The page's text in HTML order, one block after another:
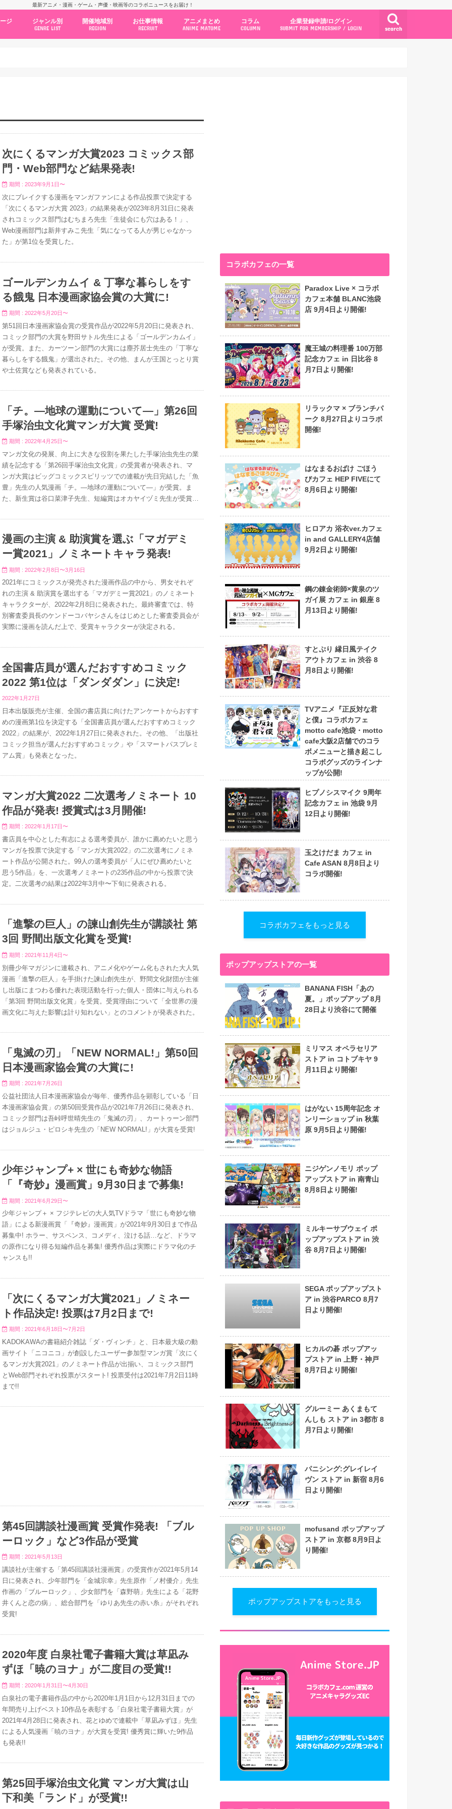
最新アニメ・漫画・ゲーム・声優・映画等のコラボニュースをお届け！
search
ジ ジャンル別
GENRE LIST
開催地域別
REGION
お仕事情報
RECRUIT
アニメまとめ
ANIME MATOME
コラム
COLUMN
企業登録申請/ログイン
SUBMIT FOR MEMBERSHIP / LOGIN
次にくるマンガ大賞2023 コミックス部
門・Web部門など結果発表!
期間 : 2023年9月1日〜
次にブレイクする漫画をマンガファンによる作品投票で決定する
「次にくるマンガ大賞 2023」の結果発表が2023年8月31日に発表
されコミックス部門はむちまろ先生「生徒会にも穴はある！」、
Web漫画部門は新井すみこ先生「気になってる人が男じゃなかっ
た」が第1位を受賞した。
ゴールデンカムイ & 丁寧な暮らしをす
る餓鬼 日本漫画家協会賞の大賞に!
期間 : 2022年5月20日〜
第51回日本漫画家協会賞の受賞作品が2022年5月20日に発表され、
コミック部門の大賞を野田サトル先生による「ゴールデンカムイ」
が受賞。また、カーツーン部門の大賞には塵芥居士先生の「丁寧な
暮らしをする餓鬼」が選出された。その他、まんが王国とっとり賞
や土佐賞なども発表されている。
「チ。―地球の運動について―」第26回
手塚治虫文化賞マンガ大賞 受賞!
期間 : 2022年4月25日〜
マンガ文化の発展、向上に大きな役割を果たした手塚治虫先生の業
績を記念する「第26回手塚治虫文化賞」の受賞者が発表され、マ
ンガ大賞はビッグコミックスピリッツでの連載が先日完結した「魚
豊」先生の人気漫画「チ。―地球の運動について―」が受賞。ま
た、新生賞は谷口菜津子先生、短編賞はオカヤイヅミ先生が受賞し
漫画の主演 & 助演賞を選ぶ「マガデミ
ー賞2021」ノミネートキャラ発表!
期間 : 2022年2月8日〜3月16日
2021年にコミックスが発売された漫画作品の中から、男女それぞ
れの主演 & 助演賞を選出する「マガデミー賞2021」のノミネート
キャラクターが、2022年2月8日に発表された。最終審査では、特
別審査委員長のケンドーコバヤシさんをはじめとした審査委員会が
実際に漫画を読んだ上で、受賞キャラクターが決定される。
全国書店員が選んだおすすめコミック
2022 第1位は「ダンダダン」に決定!
2022年1月27日
日本出版販売が主催、全国の書店員に向けたアンケートからおすす
めの漫画第1位を決定する「全国書店員が選んだおすすめコミック
2022」の結果が、2022年1月27日に発表された。その他、「出版社
コミック担当が選んだおすすめコミック」や「スマートパスプレミ
アム賞」も発表となった。
マンガ大賞2022 二次選考ノミネート 10
作品が発表! 授賞式は3月開催!
期間 : 2022年1月17日〜
書店員を中心とした有志による選考委員が、誰かに薦めたいと思う
マンガを投票で決定する「マンガ大賞2022」の二次選考にノミネ
ート作品が公開された。99人の選考委員が「人にぜひ薦めたいと
思う5作品」を、一次選考ノミネートの235作品の中から投票で決
定。二次選考の結果は2022年3月中〜下旬に発表される。
「進撃の巨人」の諫山創先生が講談社 第
3回 野間出版文化賞を受賞!
期間 : 2021年11月4日〜
別冊少年マガジンに連載され、アニメ化やゲーム化もされた大人気
漫画「進撃の巨人」を手掛けた諫山創先生が、野間文化財団が主催
し出版にまつわる優れた表現活動を行った個人・団体に与えられる
「第3回 野間出版文化賞」を受賞。受賞理由について「全世界の漫
画文化に与えた影響は計り知れない」とのコメントが発表された。
「鬼滅の刃」「NEW NORMAL!」第50回
日本漫画家協会賞の大賞に!
期間 : 2021年7月26日
公益社団法人日本漫画家協会が毎年、優秀作品を顕彰している「日
本漫画家協会賞」の第50回受賞作品が2021年7月26日に発表され、
コミック部門は吾峠呼世晴先生の「鬼滅の刃」、カートゥーン部門
はジョルジュ・ピロシキ先生の「NEW NORMAL!」が大賞を受賞!
少年ジャンプ+ × 世にも奇妙な物語
「『奇妙』漫画賞」9月30日まで募集!
期間 : 2021年6月29日〜
少年ジャンプ＋ × フジテレビの大人気TVドラマ「世にも奇妙な物
語」による新漫画賞「『奇妙』漫画賞」が2021年9月30日まで作品
募集中! ホラー、サスペンス、コメディ、泣ける話…など、ドラマ
の原作になり得る短編作品を募集! 優秀作品は実際にドラマ化のチ
ャンスも!!
「次にくるマンガ大賞2021」ノミネー
ト作品決定! 投票は7月2日まで!
期間 : 2021年6月18日〜7月2日
KADOKAWAの書籍紹介雑誌「ダ・ヴィンチ」と、日本最大級の動
画サイト「ニコニコ」が創設したユーザー参加型マンガ賞「次にく
るマンガ大賞2021」のノミネート作品が出揃い、コミックス部門
とWeb部門それぞれ投票がスタート! 投票受付は2021年7月2日11時
まで!!
第45回講談社漫画賞 受賞作発表! 「ブル
ーロック」など3作品が受賞
期間 : 2021年5月13日
講談社が主催する「第45回講談社漫画賞」の受賞作が2021年5月14
日に発表され、少年部門を「金城宗幸」先生原作「ノ村優介」先生
作画の「ブルーロック」、少女部門を「森野萌」先生による「花野
井くんと恋の病」、総合部門を「ゆりあ先生の赤い糸」がそれぞれ
受賞!
2020年度 白泉社電子書籍大賞は草凪み
ずほ「暁のヨナ」が二度目の受賞!!
期間 : 2020年1月31日〜4月30日
白泉社の電子書籍作品の中から2020年1月1日から12月31日までの
年間売り上げベスト10作品を表彰する「白泉社電子書籍大賞」が
2021年4月28日に発表され、花とゆめで連載中「草凪みずほ」先生
による人気漫画「暁のヨナ」が大賞を受賞! 優秀賞に輝いた9作品
も発表!!
第25回手塚治虫文化賞 マンガ大賞は山
下和美「ランド」が受賞!!
コラボカフェの一覧
Paradox Live × コラボ
カフェ本舗 BLANC池袋
店 9月4日より開催!
魔王城の料理番 100万部
記念カフェ in 日比谷 8
月7日より開催!
リラックマ × ブランチパ
ーク 8月27日よりコラボ
開催!
はなまるおばけ ごほう
びカフェ HEP FIVEにて
8月6日より開催!
ヒロアカ 浴衣ver.カフェ
in and GALLERY4店舗
9月2日より開催!
鋼の錬金術師×黄泉のツ
ガイ展 カフェ in 銀座 8
月13日より開催!
すとぷり 縁日風テイク
アウトカフェ in 渋谷 8
月8日より開催!
TVアニメ『正反対な君
と僕』コラボカフェ
motto cafe池袋・motto
cafe大阪2店舗でのコラ
ボメニューと描き起こし
コラボグッズのラインナ
ップが公開!
ヒプノシスマイク 9周年
記念カフェ in 池袋 9月
12日より開催!
玉之けだま カフェ in
Cafe ASAN 8月8日より
コラボ開催!
コラボカフェをもっと見る
ポップアップストアの一覧
BANANA FISH「あの
夏。」ポップアップ 8月
28日より渋谷にて開催
ミリマス オペラセリア
ストア in コトブキヤ 9
月11日より開催!
はがない 15周年記念 オ
ンリーショップ in 秋葉
原 9月5日より開催!
ニジゲンノモリ ポップ
アップストア in 南青山
8月8日より開催!
ミルキーサブウェイ ポ
ップアップストア in 渋
谷 8月7日より開催!
SEGA ポップアップスト
ア in 渋谷PARCO 8月7
日より開催!
ヒカルの碁 ポップアッ
プストア in 上野・神戸
8月7日より開催!
グルーミー あくまもて
んしも ストア in 3都市 8
月7日より開催!
パニシング:グレイレイ
ヴン ストア in 新宿 8月6
日より開催!
mofusand ポップアップ
ストア in 京都 8月9日よ
り開催!
ポップアップストアをもっと見る